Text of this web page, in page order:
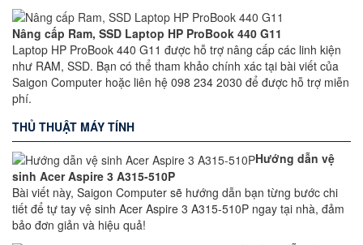
Nâng cấp Ram, SSD Laptop HP ProBook 440 G11
Laptop HP ProBook 440 G11 được hỗ trợ nâng cấp các linh kiện
như RAM, SSD. Bạn có thể tham khảo chính xác tại bài viết của
Saigon Computer hoặc liên hệ 098 234 2030 để được hỗ trợ miễn
phí.
THỦ THUẬT MÁY TÍNH
Hướng dẫn vệ
sinh Acer Aspire 3 A315-510P
Bài viết này, Saigon Computer sẽ hướng dẫn bạn từng bước chi
tiết để tự tay vệ sinh Acer Aspire 3 A315-510P ngay tại nhà, đảm
bảo đơn giản và hiệu quả!